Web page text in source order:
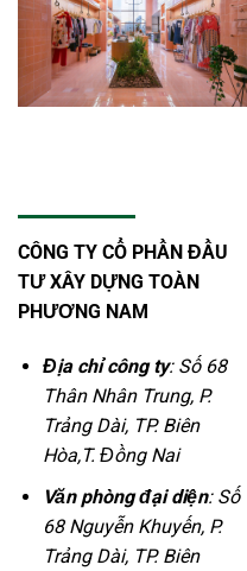
CÔNG TY CỔ PHẦN ĐẦU
TƯ XÂY DỰNG TOÀN
PHƯƠNG NAM
Địa chỉ công ty: Số 68
Thân Nhân Trung, P.
Trảng Dài, TP. Biên
Hòa,T. Đồng Nai
Văn phòng đại diện: Số
68 Nguyễn Khuyến, P.
Trảng Dài, TP. Biên